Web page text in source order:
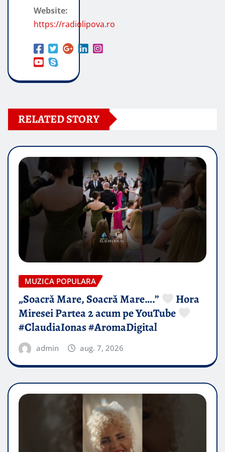
Website:
https://radiolipova.ro
RELATED STORY
MUZICA POPULARA
„Soacră Mare, Soacră Mare….”
Hora
Miresei Partea 2 acum pe YouTube
#ClaudiaIonas #AromaDigital
admin aug. 7, 2026